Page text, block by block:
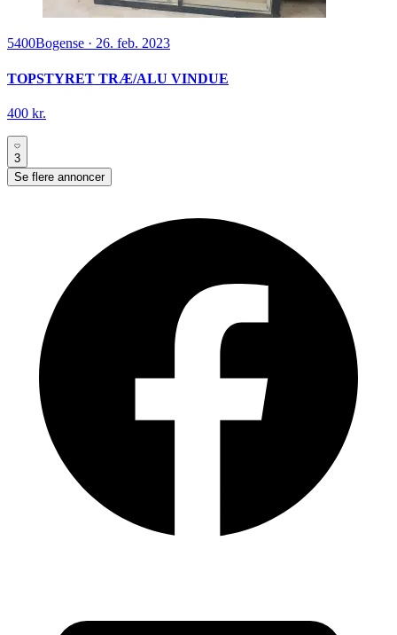
5400Bogense · 26. feb. 2023
TOPSTYRET TRÆ/ALU VINDUE
400 kr.
3
Se flere annoncer